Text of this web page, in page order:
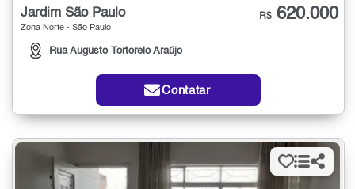
Jardim São Paulo
Zona Norte - São Paulo
Rua Augusto Tortorelo Araújo
R$ 620.000
Contatar